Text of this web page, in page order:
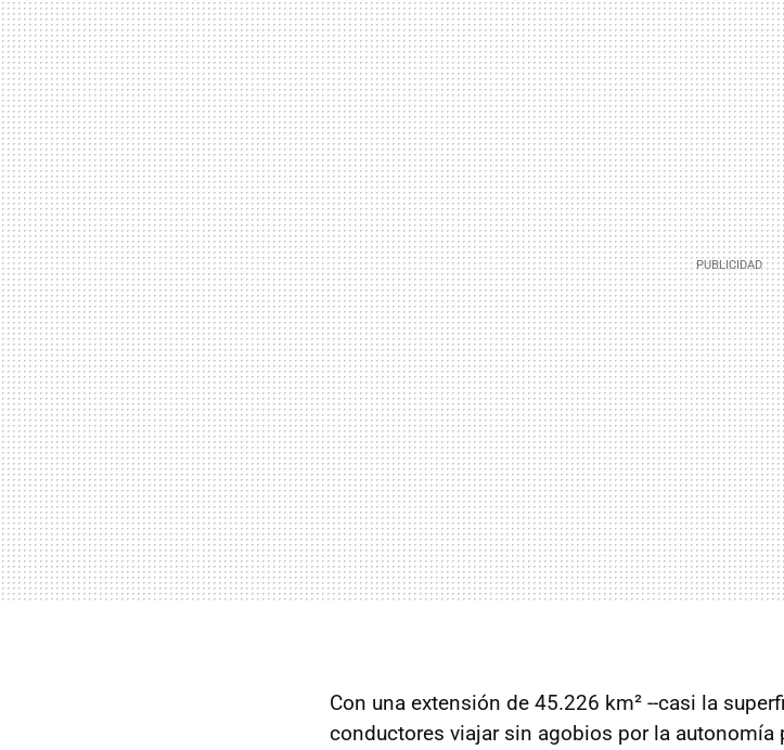
Con una extensión de 45.226 km² --casi la
conductores viajar sin agobios por la